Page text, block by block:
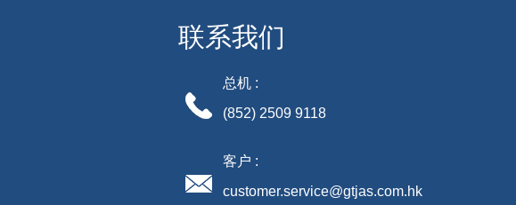
联系我们
总机 :
(852) 2509 9118
客户 :
customer.service@gtjas.com.hk